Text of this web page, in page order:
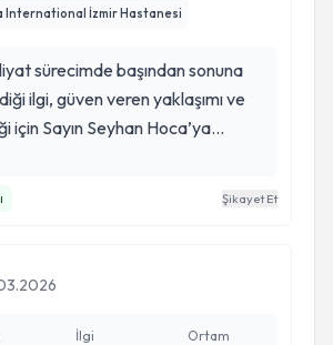
International İzmir Hastanesi
sürecimde başından sonuna
ilgi, güven veren yaklaşımı ve
için Sayın Seyhan Hoca’ya
ederim. Ameliyatım son
sayesinde bu süreci çok daha
Şikayet Et
İlgi Ortam